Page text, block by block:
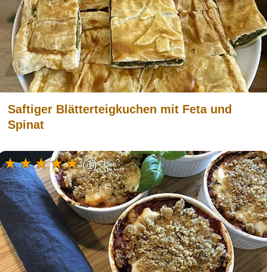
Saftiger Blätterteigkuchen mit Feta und
Spinat
(1)